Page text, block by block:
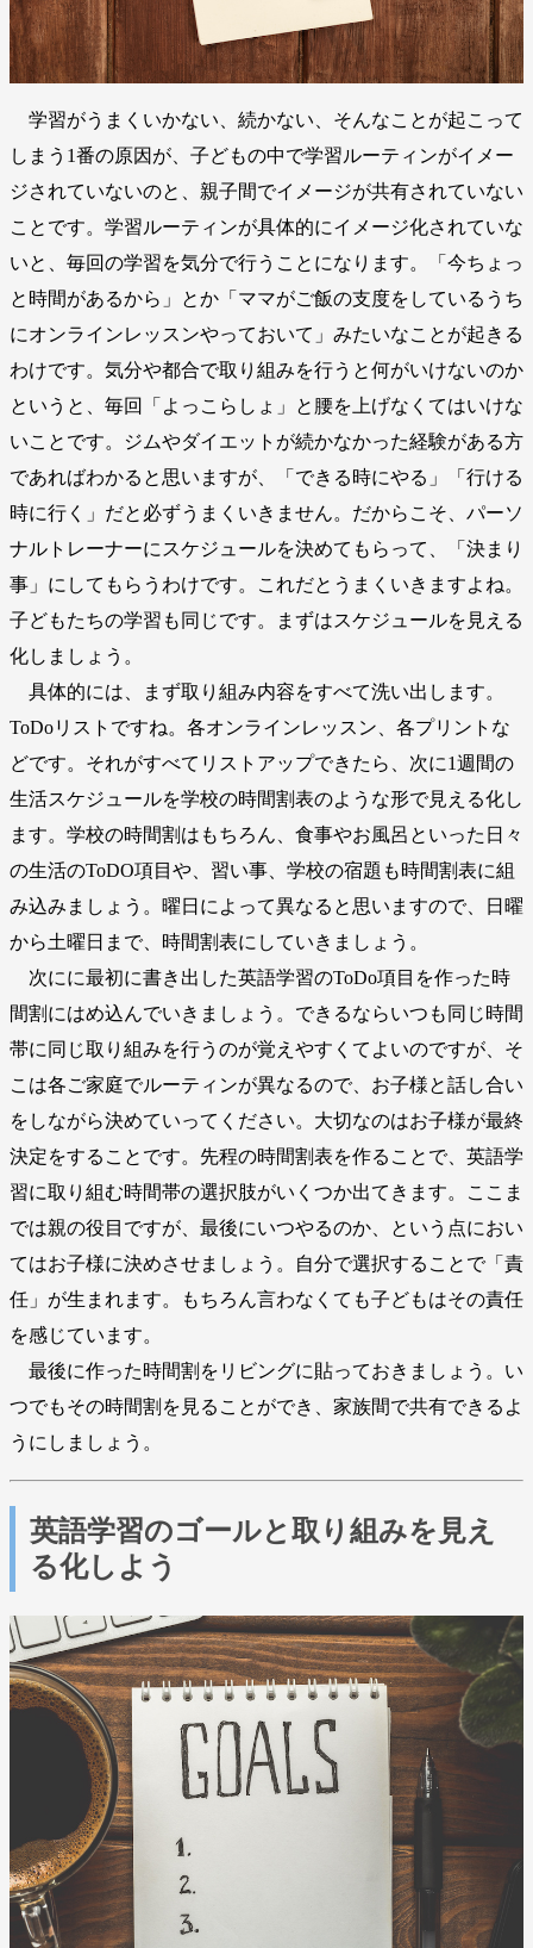
学習がうまくいかない、続かない、そんなことが起こって
しまう1番の原因が、子どもの中で学習ルーティンがイメー
ジされていないのと、親子間でイメージが共有されていない
ことです。学習ルーティンが具体的にイメージ化されていな
いと、毎回の学習を気分で行うことになります。「今ちょっ
と時間があるから」とか「ママがご飯の支度をしているうち
にオンラインレッスンやっておいて」みたいなことが起きる
わけです。気分や都合で取り組みを行うと何がいけないのか
というと、毎回「よっこらしょ」と腰を上げなくてはいけな
いことです。ジムやダイエットが続かなかった経験がある方
であればわかると思いますが、「できる時にやる」「行ける
時に行く」だと必ずうまくいきません。だからこそ、パーソ
ナルトレーナーにスケジュールを決めてもらって、「決まり
事」にしてもらうわけです。これだとうまくいきますよね。
子どもたちの学習も同じです。まずはスケジュールを見える
化しましょう。
具体的には、まず取り組み内容をすべて洗い出します。
ToDoリストですね。各オンラインレッスン、各プリントな
どです。それがすべてリストアップできたら、次に1週間の
生活スケジュールを学校の時間割表のような形で見える化し
ます。学校の時間割はもちろん、食事やお風呂といった日々
の生活のToDO項目や、習い事、学校の宿題も時間割表に組
み込みましょう。曜日によって異なると思いますので、日曜
から土曜日まで、時間割表にしていきましょう。
次にに最初に書き出した英語学習のToDo項目を作った時
間割にはめ込んでいきましょう。できるならいつも同じ時間
帯に同じ取り組みを行うのが覚えやすくてよいのですが、そ
こは各ご家庭でルーティンが異なるので、お子様と話し合い
をしながら決めていってください。大切なのはお子様が最終
決定をすることです。先程の時間割表を作ることで、英語学
習に取り組む時間帯の選択肢がいくつか出てきます。ここま
では親の役目ですが、最後にいつやるのか、という点におい
てはお子様に決めさせましょう。自分で選択することで「責
任」が生まれます。もちろん言わなくても子どもはその責任
を感じています。
最後に作った時間割をリビングに貼っておきましょう。い
つでもその時間割を見ることができ、家族間で共有できるよ
うにしましょう。
英語学習のゴールと取り組みを見え
る化しよう